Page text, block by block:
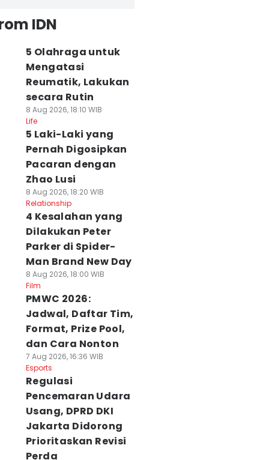
IDN
5 Olahraga untuk
Mengatasi
Reumatik, Lakukan
secara Rutin
8 Aug 2026, 18:10 WIB
Life
5 Laki-Laki yang
Pernah Digosipkan
Pacaran dengan
Zhao Lusi
8 Aug 2026, 18:20 WIB
Relationship
4 Kesalahan yang
Dilakukan Peter
Parker di Spider-
Man Brand New Day
8 Aug 2026, 18:00 WIB
Film
PMWC 2026:
Jadwal, Daftar Tim,
Format, Prize Pool,
dan Cara Nonton
7 Aug 2026, 16:36 WIB
Esports
Regulasi
Pencemaran Udara
Usang, DPRD DKI
Jakarta Didorong
Prioritaskan Revisi
Perda